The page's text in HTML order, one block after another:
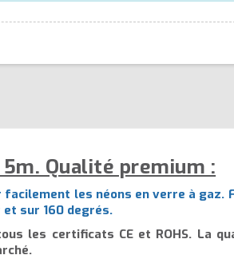
Qualité premium :
les néons en verre à gaz.
sur 160 degrés.
les certificats CE et ROHS. La